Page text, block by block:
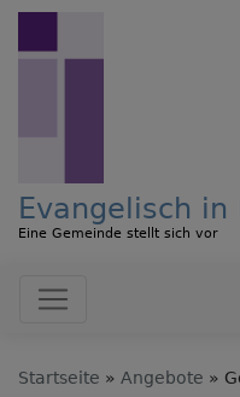
Direkt
Evangelisch in
Eine Gemeinde stellt sich vor
Startseite Angebote